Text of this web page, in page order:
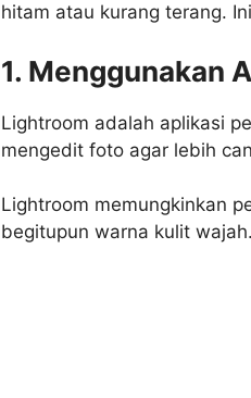
hitam atau kurang terang.
1. Menggunakan
Lightroom adalah aplikasi
mengedit foto agar lebih
Lightroom memungkinkan
begitupun warna kulit wajah.